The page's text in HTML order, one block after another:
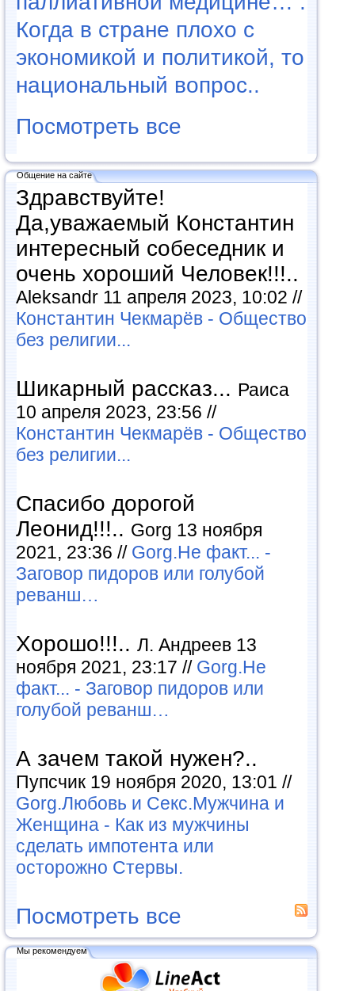
Когда в стране плохо с
экономикой и политикой, то
национальный вопрос..
Посмотреть все
Общение на сайте
Здравствуйте!
Да,уважаемый Константин
интересный собеседник и
очень хороший Человек!!!..
Aleksandr 11 апреля 2023, 10:02 //
Константин Чекмарёв - Общество
без религии...
Шикарный рассказ... Раиса
10 апреля 2023, 23:56 //
Константин Чекмарёв - Общество
без религии...
Спасибо дорогой
Леонид!!!.. Gorg 13 ноября
2021, 23:36 // Gorg.Не факт... -
Заговор пидоров или голубой
реванш…
Хорошо!!!.. Л. Андреев 13
ноября 2021, 23:17 // Gorg.Не
факт... - Заговор пидоров или
голубой реванш…
А зачем такой нужен?..
Пупсчик 19 ноября 2020, 13:01 //
Gorg.Любовь и Секс.Мужчина и
Женщина - Как из мужчины
сделать импотента или
осторожно Стервы.
Посмотреть все
Мы рекомендуем